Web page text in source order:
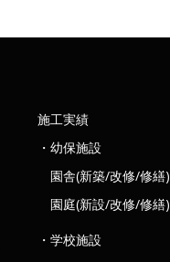
施工実績
・幼保施設
園舎(新築/改修/修繕)
園庭(新設/改修/修繕)
・学校施設